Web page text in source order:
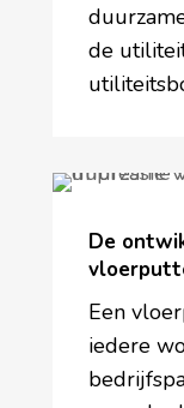
de
De
Aquaberg
vloerputten
De
Een
iedere